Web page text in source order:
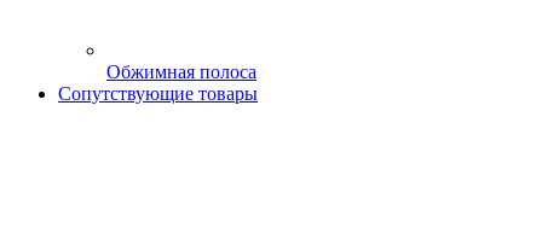
Обжимная полоса
Сопутствующие товары